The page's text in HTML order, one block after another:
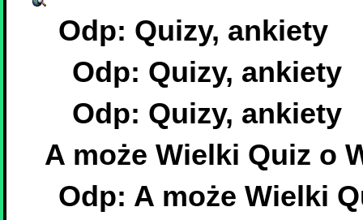
Odp: Quizy, ankiety
Odp: Quizy, ankiety
Odp: Quizy, ankiety
A może Wielki Quiz o
Odp: A może Wielki